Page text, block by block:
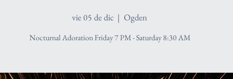
vie 05 de dic
  |
Ogden
Nocturnal Adoration Friday 7 PM - Saturday 8:30 AM